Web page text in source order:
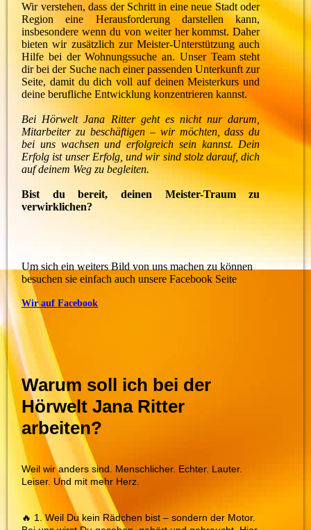
Wir verstehen, dass der Schritt in eine neue Stadt oder
Region eine Herausforderung darstellen kann,
insbesondere wenn du von weiter her kommst. Daher
bieten wir zusätzlich zur Meister-Unterstützung auch
Hilfe bei der Wohnungssuche an. Unser Team steht
dir bei der Suche nach einer passenden Unterkunft zur
Seite, damit du dich voll auf deinen Meisterkurs und
deine berufliche Entwicklung konzentrieren kannst.
Bei Hörwelt Jana Ritter geht es nicht nur darum,
Mitarbeiter zu beschäftigen – wir möchten, dass du
bei uns wachsen und erfolgreich sein kannst. Dein
Erfolg ist unser Erfolg, und wir sind stolz darauf, dich
auf deinem Weg zu begleiten.
Bist du bereit, deinen Meister-Traum zu
verwirklichen?
Um sich ein weiters Bild von uns machen zu können
besuchen sie einfach auch unsere Facebook Seite
Wir auf Facebook
Warum soll ich bei der
Hörwelt Jana Ritter
arbeiten?
Weil wir anders sind. Menschlicher. Echter. Lauter.
Leiser. Und mit mehr Herz.
🔥 1. Weil Du kein Rädchen bist – sondern der Motor.